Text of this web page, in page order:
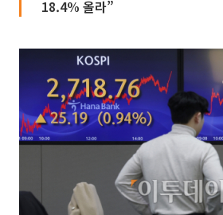
18.4% 올라”